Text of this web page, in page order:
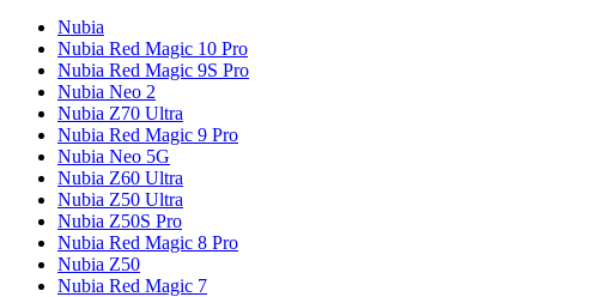
Nubia
Nubia Red Magic 10 Pro
Nubia Red Magic 9S Pro
Nubia Neo 2
Nubia Z70 Ultra
Nubia Red Magic 9 Pro
Nubia Neo 5G
Nubia Z60 Ultra
Nubia Z50 Ultra
Nubia Z50S Pro
Nubia Red Magic 8 Pro
Nubia Z50
Nubia Red Magic 7